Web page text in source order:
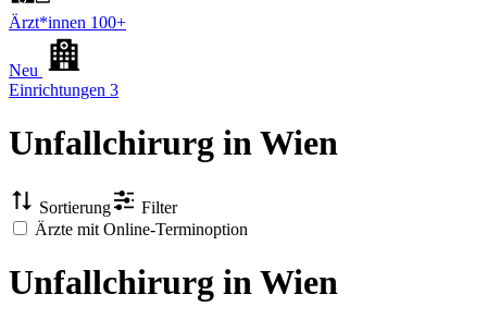
Ärzt*innen 100+
Neu
Einrichtungen 3
Unfallchirurg in Wien
Sortierung
Filter
Ärzte mit Online-Terminoption
Unfallchirurg in Wien